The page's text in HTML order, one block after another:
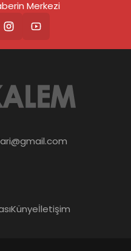
Merkezi
Künyeİletişim